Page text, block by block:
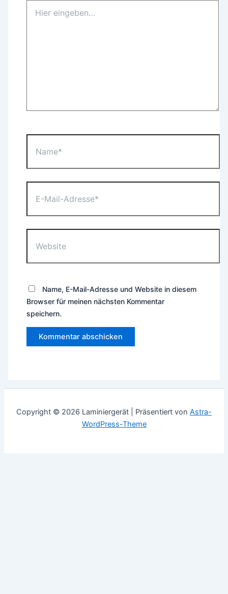
eingeben…
Mail-
Name, E-Mail-Adresse und Website in diesem
Browser für meinen nächsten Kommentar
speichern.
Copyright © 2026 Laminiergerät | Präsentiert von Astra-
WordPress-Theme